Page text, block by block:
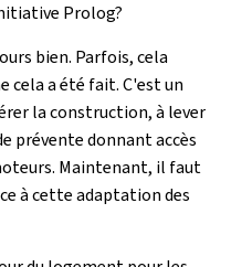
Prolog?
bien. Parfois, cela
cela a été fait. C'est un
la construction, à lever
prévente donnant accès
Maintenant, il faut
à cette adaptation des